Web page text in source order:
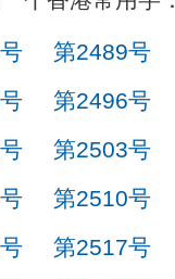
第2489号
第2496号
第2503号
第2510号
第2517号